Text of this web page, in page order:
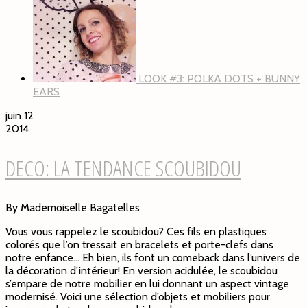
LOOK #3: POLKA DOTS + BUNNY
EARS
juin 12
2014
DECO: LA TENDANCE SCOUBIDOU
By Mademoiselle Bagatelles
Vous vous rappelez le scoubidou? Ces fils en plastiques
colorés que l’on tressait en bracelets et porte-clefs dans
notre enfance… Eh bien, ils font un comeback dans l’univers de
la décoration d’intérieur! En version acidulée, le scoubidou
s’empare de notre mobilier en lui donnant un aspect vintage
modernisé. Voici une sélection d’objets et mobiliers pour